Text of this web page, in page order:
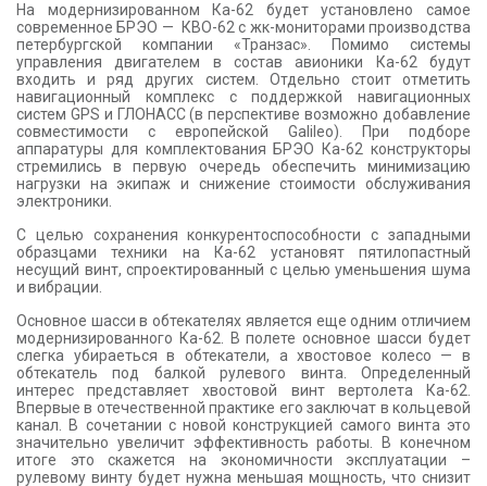
На модернизированном Ка-62 будет установлено самое
современное БРЭО — КВО-62 с жк-мониторами производства
петербургской компании «Транзас». Помимо системы
управления двигателем в состав авионики Ка-62 будут
входить и ряд других систем. Отдельно стоит отметить
навигационный комплекс с поддержкой навигационных
систем GPS и ГЛОНАСС (в перспективе возможно добавление
совместимости с европейской Galileo). При подборе
аппаратуры для комплектования БРЭО Ка-62 конструкторы
стремились в первую очередь обеспечить минимизацию
нагрузки на экипаж и снижение стоимости обслуживания
электроники.
С целью сохранения конкурентоспособности с западными
образцами техники на Ка-62 установят пятилопастный
несущий винт, спроектированный с целью уменьшения шума
и вибрации.
Основное шасси в обтекателях является еще одним отличием
модернизированного Ка-62. В полете основное шасси будет
слегка убираеться в обтекатели, а хвостовое колесо — в
обтекатель под балкой рулевого винта. Определенный
интерес представляет хвостовой винт вертолета Ка-62.
Впервые в отечественной практике его заключат в кольцевой
канал. В сочетании с новой конструкцией самого винта это
значительно увеличит эффективность работы. В конечном
итоге это скажется на экономичности эксплуатации –
рулевому винту будет нужна меньшая мощность, что снизит